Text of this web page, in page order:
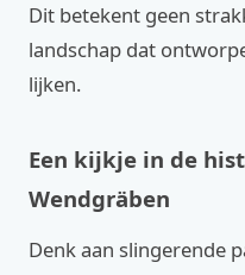
Dit betekent geen
landschap dat
lijken.
Een kijkje in de
Wendgräben
Denk aan slingerende